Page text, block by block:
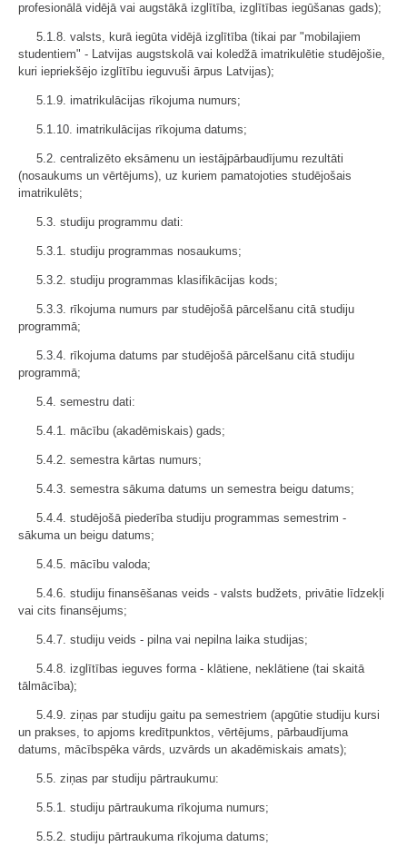
profesionālā vidējā vai augstākā izglītība, izglītības iegūšanas gads);
5.1.8. valsts, kurā iegūta vidējā izglītība (tikai par "mobilajiem
studentiem" - Latvijas augstskolā vai koledžā imatrikulētie studējošie,
kuri iepriekšējo izglītību ieguvuši ārpus Latvijas);
5.1.9. imatrikulācijas rīkojuma numurs;
5.1.10. imatrikulācijas rīkojuma datums;
5.2. centralizēto eksāmenu un iestājpārbaudījumu rezultāti
(nosaukums un vērtējums), uz kuriem pamatojoties studējošais
imatrikulēts;
5.3. studiju programmu dati:
5.3.1. studiju programmas nosaukums;
5.3.2. studiju programmas klasifikācijas kods;
5.3.3. rīkojuma numurs par studējošā pārcelšanu citā studiju
programmā;
5.3.4. rīkojuma datums par studējošā pārcelšanu citā studiju
programmā;
5.4. semestru dati:
5.4.1. mācību (akadēmiskais) gads;
5.4.2. semestra kārtas numurs;
5.4.3. semestra sākuma datums un semestra beigu datums;
5.4.4. studējošā piederība studiju programmas semestrim -
sākuma un beigu datums;
5.4.5. mācību valoda;
5.4.6. studiju finansēšanas veids - valsts budžets, privātie līdzekļi
vai cits finansējums;
5.4.7. studiju veids - pilna vai nepilna laika studijas;
5.4.8. izglītības ieguves forma - klātiene, neklātiene (tai skaitā
tālmācība);
5.4.9. ziņas par studiju gaitu pa semestriem (apgūtie studiju kursi
un prakses, to apjoms kredītpunktos, vērtējums, pārbaudījuma
datums, mācībspēka vārds, uzvārds un akadēmiskais amats);
5.5. ziņas par studiju pārtraukumu:
5.5.1. studiju pārtraukuma rīkojuma numurs;
5.5.2. studiju pārtraukuma rīkojuma datums;